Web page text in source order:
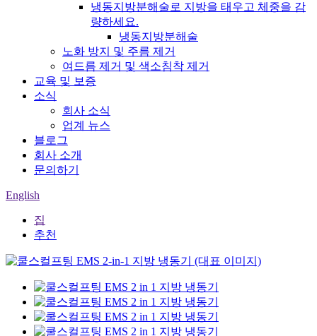
냉동지방분해술로 지방을 태우고 체중을 감
량하세요.
냉동지방분해술
노화 방지 및 주름 제거
여드름 제거 및 색소침착 제거
교육 및 보증
소식
회사 소식
업계 뉴스
블로그
회사 소개
문의하기
English
집
추천